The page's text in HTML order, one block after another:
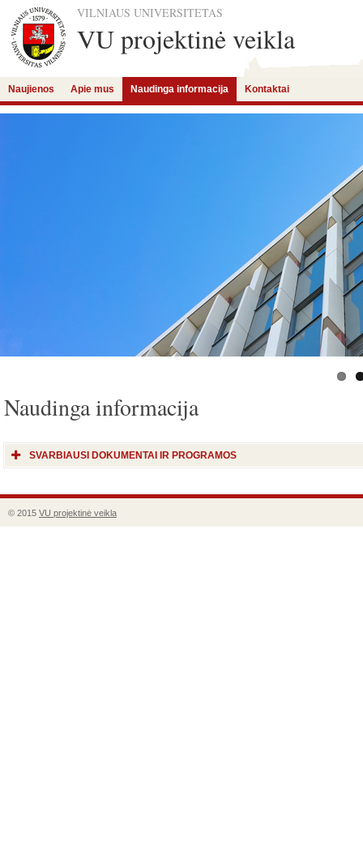
VILNIAUS UNIVERSITETAS
VU projektinė veikla
Naujienos Apie mus Naudinga informacija Kontaktai
Naudinga informacija
SVARBIAUSI DOKUMENTAI IR PROGRAMOS
© 2015 VU projektinė veikla